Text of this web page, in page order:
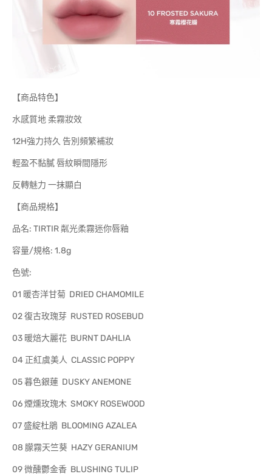
【商品特色】
水感質地 柔霧妝效
12H強力持久 告別頻繁補妝
輕盈不黏膩 唇紋瞬間隱形
反轉魅力 一抹顯白
【商品規格】
品名: TIRTIR 粼光柔霧迷你唇釉
容量/規格: 1.8g
色號:
01 暖杏洋甘菊 DRIED CHAMOMILE
02 復古玫瑰芽 RUSTED ROSEBUD
03 暖焙大麗花 BURNT DAHLIA
04 正紅虞美人 CLASSIC POPPY
05 暮色銀蓮 DUSKY ANEMONE
06 煙燻玫瑰木 SMOKY ROSEWOOD
07 盛綻杜鵑 BLOOMING AZALEA
08 朦霧天竺葵 HAZY GERANIUM
09 微醺鬱金香 BLUSHING TULIP